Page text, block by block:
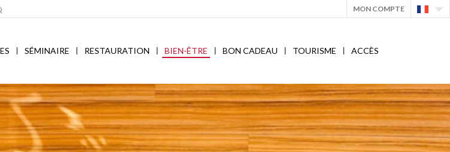
MON COMPTE
SÉMINAIRE RESTAURATION BIEN-ÊTRE BON CADEAU TOURISME ACCÈS